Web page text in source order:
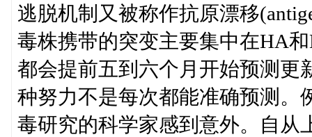
逃脱机制又被称作抗原漂移
毒株携带的突变主要集中在HA
都会提前五到六个月开始预测更
种努力不是每次都能准确预测。
毒研究的科学家感到意外。自从